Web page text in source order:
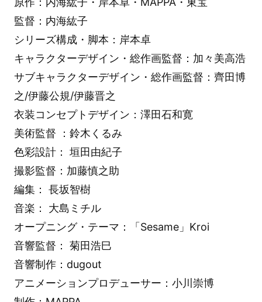
監督：内海紘子
シリーズ構成・脚本：岸本卓
キャラクターデザイン・総作画監督：加々美高浩
サブキャラクターデザイン・総作画監督：齊田博
之/伊藤公規/伊藤晋之
衣装コンセプトデザイン：澤田石和寛
美術監督 ：鈴木くるみ
色彩設計： 垣田由紀子
撮影監督：加藤慎之助
編集： 長坂智樹
音楽： 大島ミチル
オープニング・テーマ：「Sesame」Kroi
音響監督： 菊田浩巳
音響制作：dugout
アニメーションプロデューサー：小川崇博